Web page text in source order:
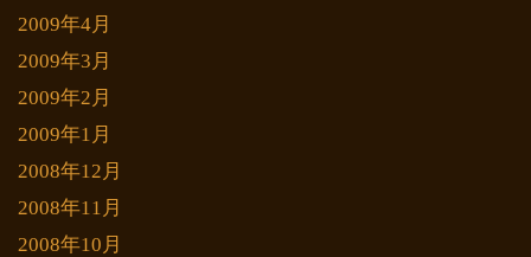
2009年4月
2009年3月
2009年2月
2009年1月
2008年12月
2008年11月
2008年10月